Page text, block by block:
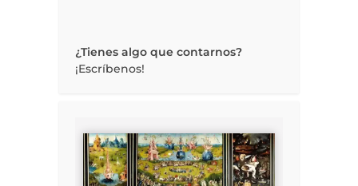
¿Tienes algo que contarnos?
¡Escríbenos!